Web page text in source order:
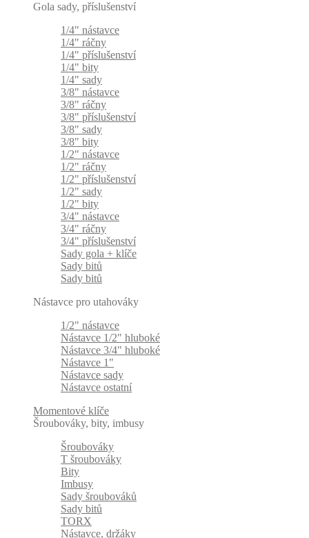
Gola sady, příslušenství
1/4" nástavce
1/4" ráčny
1/4" příslušenství
1/4" bity
1/4" sady
3/8" nástavce
3/8" ráčny
3/8" příslušenství
3/8" sady
3/8" bity
1/2" nástavce
1/2" ráčny
1/2" příslušenství
1/2" sady
1/2" bity
3/4" nástavce
3/4" ráčny
3/4" příslušenství
Sady gola + klíče
Sady bitů
Sady bitů
Nástavce pro utahováky
1/2" nástavce
Nástavce 1/2" hluboké
Nástavce 3/4" hluboké
Nástavce 1"
Nástavce sady
Nástavce ostatní
Momentové klíče
Šroubováky, bity, imbusy
Šroubováky
T šroubováky
Bity
Imbusy
Sady šroubováků
Sady bitů
TORX
Nástavce, držáky